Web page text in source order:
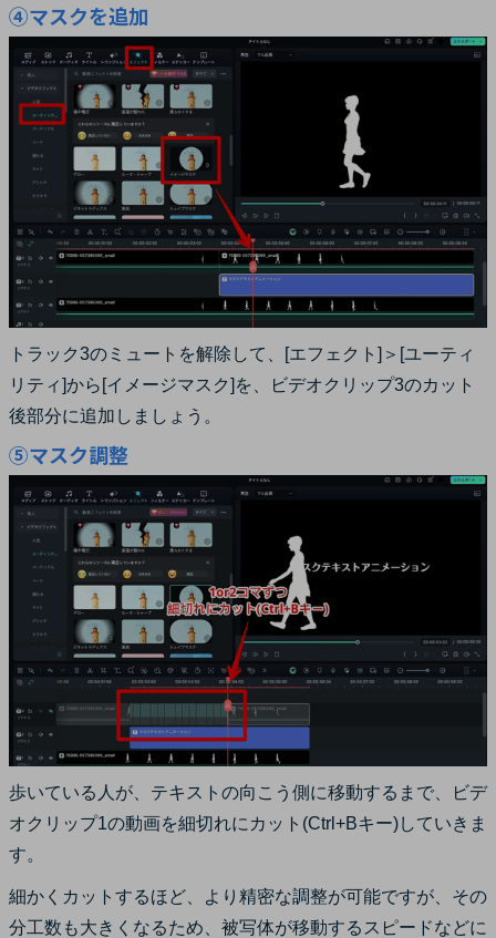
④マスクを追加
トラック3のミュートを解除して、[エフェクト]＞[ユーティ
リティ]から[イメージマスク]を、ビデオクリップ3のカット
後部分に追加しましょう。
⑤マスク調整
歩いている人が、テキストの向こう側に移動するまで、ビデ
オクリップ1の動画を細切れにカット(Ctrl+Bキー)していきま
す。
細かくカットするほど、より精密な調整が可能ですが、その
分工数も大きくなるため、被写体が移動するスピードなどに